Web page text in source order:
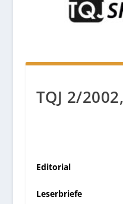
TQJ 2/
Editorial
Leserbriefe